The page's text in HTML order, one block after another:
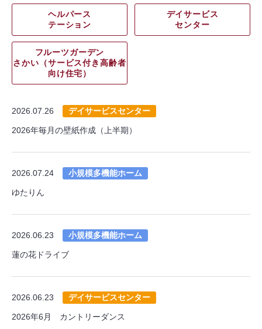
ヘルパース
テーション
デイサービス
センター
フルーツガーデン
さかい（サービス付き高齢者
向け住宅）
2026.07.26 デイサービスセンター
2026年毎月の壁紙作成（上半期）
2026.07.24 小規模多機能ホーム
ゆたりん
2026.06.23 小規模多機能ホーム
蓮の花ドライブ
2026.06.23 デイサービスセンター
2026年6月 カントリーダンス